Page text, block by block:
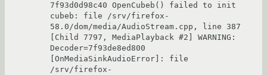
7f93d0d98c40 OpenCubeb() failed to init
cubeb: file /srv/firefox-
58.0/dom/media/AudioStream.cpp, line 387
[Child 7797, MediaPlayback #2] WARNING:
Decoder=7f93de8ed800
[OnMediaSinkAudioError]: file
/srv/firefox-